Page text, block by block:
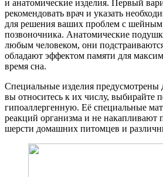
и анатомические изделия. Первый
рекомендовать врач и указать
для решения ваших проблем с шейным
позвоночника. Анатомические
любым человеком, они
обладают эффектом памяти для
время сна.
Специальные изделия предусмотрены
вы относитесь к их числу, выбирайте
гипоаллергенную. Её специальные
реакций организма и не накапливают
шерсти домашних питомцев и